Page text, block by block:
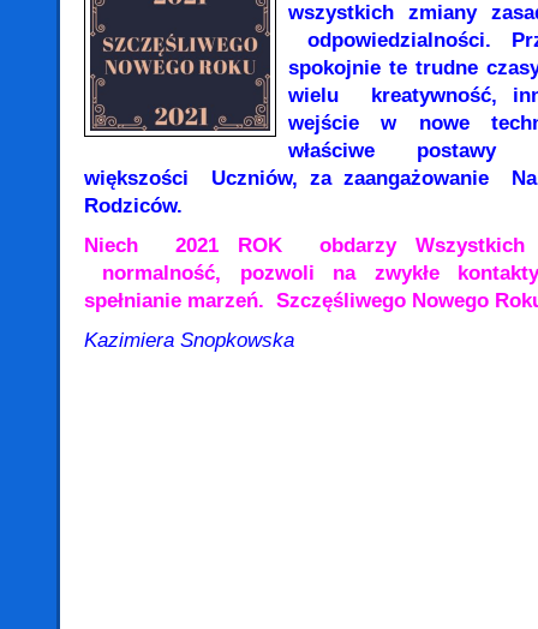
wszystkich zmiany
odpowiedzialności.
spokojnie te trudne
wielu kreatywność,
wejście w nowe
właściwe postawy
większości Uczniów, za zaangażowanie
Rodziców.
Niech 2021 ROK obdarzy Wszystkich
normalność, pozwoli na zwykłe
spełnianie marzeń. Szczęśliwego Nowego
Kazimiera Snopkowska